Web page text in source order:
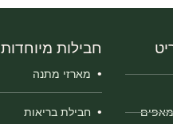
חבילות מיוחדות
מארזי מתנה
חבילת בריאות